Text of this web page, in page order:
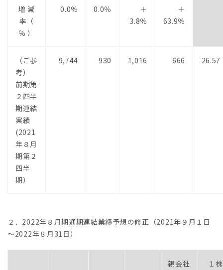
増 減
率（
％ ）
0.0％ 0.0％
＋
3.8％
＋
63.9％
（ご参
考）
前期第
２四半
期連結
実績
(2021
年８月
期第２
四半
期）
9,744 930 1,016 666 26.57
２．2022年８月期通期連結業績予想の修正（2021年９月１日
～2022年８月31日）
親会社
１株